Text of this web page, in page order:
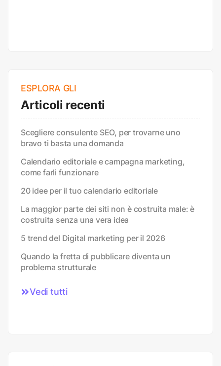
ESPLORA GLI
Articoli recenti
Scegliere consulente SEO, per trovarne uno
bravo ti basta una domanda
Calendario editoriale e campagna marketing,
come farli funzionare
20 idee per il tuo calendario editoriale
La maggior parte dei siti non è costruita male: è
costruita senza una vera idea
5 trend del Digital marketing per il 2026
Quando la fretta di pubblicare diventa un
problema strutturale
Vedi tutti